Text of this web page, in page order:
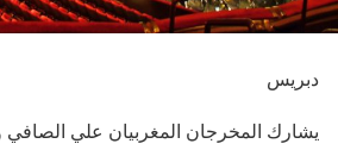
دبريس
يشارك المخرجان المغربيان علي الصافي